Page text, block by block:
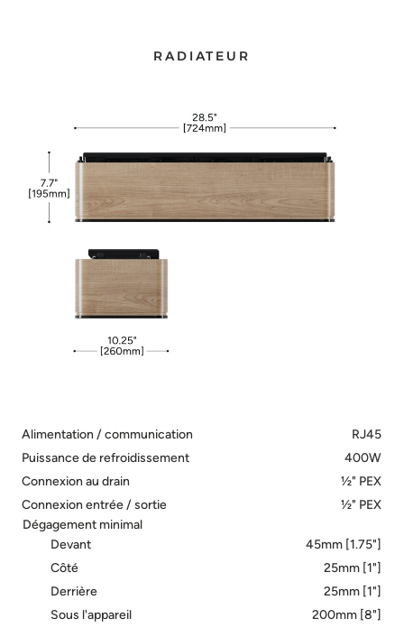
RADIATEUR
Alimentation / communication
RJ45
Puissance de refroidissement
400W
Connexion au drain
½" PEX
Connexion entrée / sortie
½" PEX
Dégagement minimal
Devant
45mm [1.75"]
Côté
25mm [1"]
Derrière
25mm [1"]
Sous l'appareil
200mm [8"]